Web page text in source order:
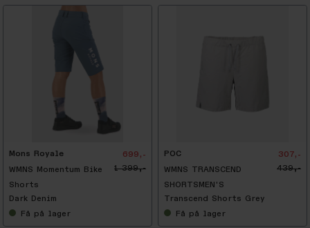
Mons Royale
WMNS Momentum Bike
Shorts
699,-
1 399,-
Dark Denim
Få på lager
POC
WMNS TRANSCEND
SHORTSMEN'S
307,-
439,-
Transcend Shorts Grey
Få på lager